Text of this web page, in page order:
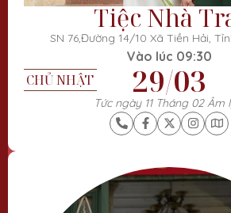
Tiệc Nhà
SN 76,Đường 14/10 Xã Tiền Hải,
Vào lúc 09:30
CHỦ NHẬT 29/03
Tức ngày 11 Tháng 02 Âm